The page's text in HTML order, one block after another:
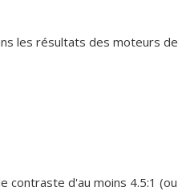
les résultats des moteurs de
contraste d'au moins 4.5:1 (ou